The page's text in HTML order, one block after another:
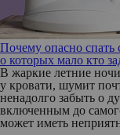
Почему опасно
о которых мало кто
В жаркие летние
у кровати, шумит
ненадолго забыть о
включенным до
может иметь